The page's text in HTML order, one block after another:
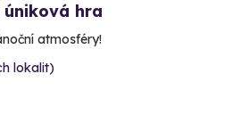
hra
atmosféry!
lokalit)